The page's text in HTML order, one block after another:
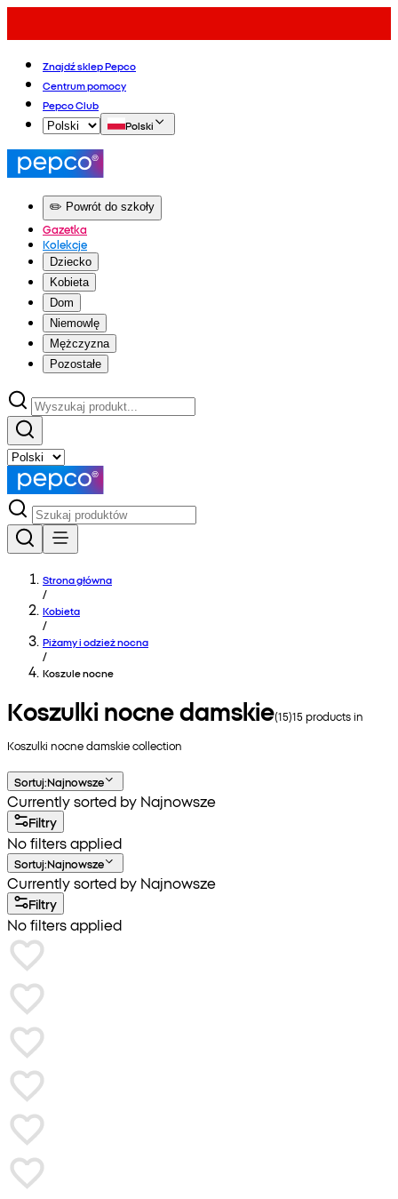
Znajdź sklep Pepco
Centrum pomocy
Pepco Club
Polski
✏️ Powrót do szkoły
Gazetka
Kolekcje
Dziecko
Kobieta
Dom
Niemowlę
Mężczyzna
Pozostałe
Strona główna
/
Kobieta
/
Piżamy i odzież nocna
/
Koszule nocne
Koszulki nocne damskie(15)15products in
Koszulki nocne damskiecollection
Sortuj:Najnowsze
Currently sorted by Najnowsze
Filtry
No filters applied
Sortuj:Najnowsze
Currently sorted by Najnowsze
Filtry
No filters applied